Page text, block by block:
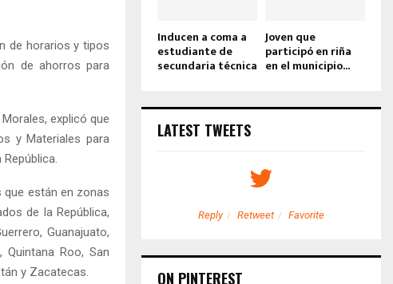
de horarios y tipos
de ahorros para
explicó que
y Materiales para
que están en zonas
de la República,
Guanajuato,
Quintana Roo, San
y Zacatecas.
Inducen a coma a
estudiante de
secundaria técnica
Joven que
participó en riña
en el municipio...
LATEST TWEETS
Retweet Favorite Reply Retweet Favorite
ON PINTEREST